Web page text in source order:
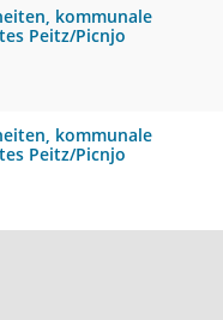
kommunale
Peitz/Picnjo
kommunale
Peitz/Picnjo